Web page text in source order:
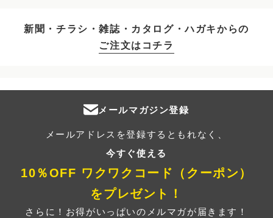
新聞・チラシ・雑誌・カタログ・ハガキからの
ご注文はコチラ
メールマガジン登録
メールアドレスを登録するともれなく、
今すぐ使える
10％OFF ワクワクコード（クーポン）
をプレゼント！
さらに！お得がいっぱいのメルマガが届きます！